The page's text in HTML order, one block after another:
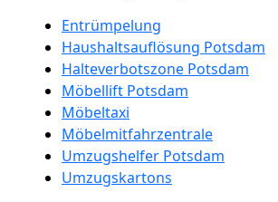
Entrümpelung
Haushaltsauflösung Potsdam
Halteverbotszone Potsdam
Möbellift Potsdam
Möbeltaxi
Möbelmitfahrzentrale
Umzugshelfer Potsdam
Umzugskartons